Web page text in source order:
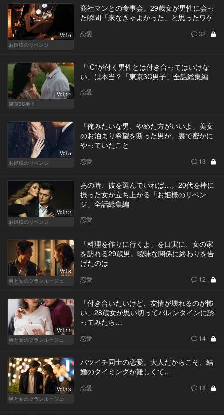
Vol.6
お姫様のリベンジ
商社マンとの食事会。29歳女が男性に会っ
た瞬間「来なきゃよかった」と思ったワケ
恋愛 32
Vol.14
東京3C男子
「“C”が付く男性とは付き合ってはいけな
い」は本当？「東京3C男子」全話総集編
恋愛
Vol.5
お姫様のリベンジ
「俺みたいな男、やめた方がいいよ」美女
のお泊まり希望を断った男が、裏で密かに
やっていたこと
恋愛 13
Vol.12
お姫様のリベンジ
あの時、彼を選んでいれば…。20代を棒に
振った女が立ち上がる「お姫様のリベン
ジ」全話総集編
恋愛
Vol.8
男と女のブランルージュ
「料理を作りに行くよ」を口実に、女の家
を訪れる29歳男。曖昧な関係に終わりを告
げたのは
恋愛 12
Vol.11
男と女のブランルージュ
「付き合いたいけど、友情が壊れるのが怖
い」28歳女が思い切ってバレンタインに誘
ってみたら…
恋愛 14
Vol.13
男と女のブランルージュ
バツイチ同士の恋愛。大人だからこそ、結
婚のタイミングが難しくて…
恋愛 18